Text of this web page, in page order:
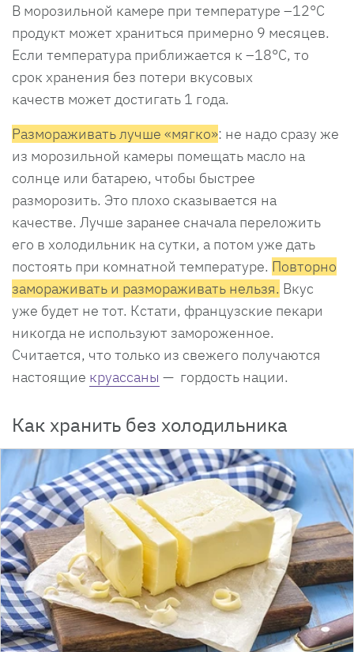
В морозильной камере при температуре –12°С
продукт может храниться примерно 9 месяцев.
Если температура приближается к –18°С, то
срок хранения без потери вкусовых
качеств может достигать 1 года.
Размораживать лучше «мягко»: не надо сразу же
из морозильной камеры помещать масло на
солнце или батарею, чтобы быстрее
разморозить. Это плохо сказывается на
качестве. Лучше заранее сначала переложить
его в холодильник на сутки, а потом уже дать
постоять при комнатной температуре. Повторно
замораживать и размораживать нельзя. Вкус
уже будет не тот. Кстати, французские пекари
никогда не используют замороженное.
Считается, что только из свежего получаются
настоящие круассаны — гордость нации.
Как хранить без холодильника